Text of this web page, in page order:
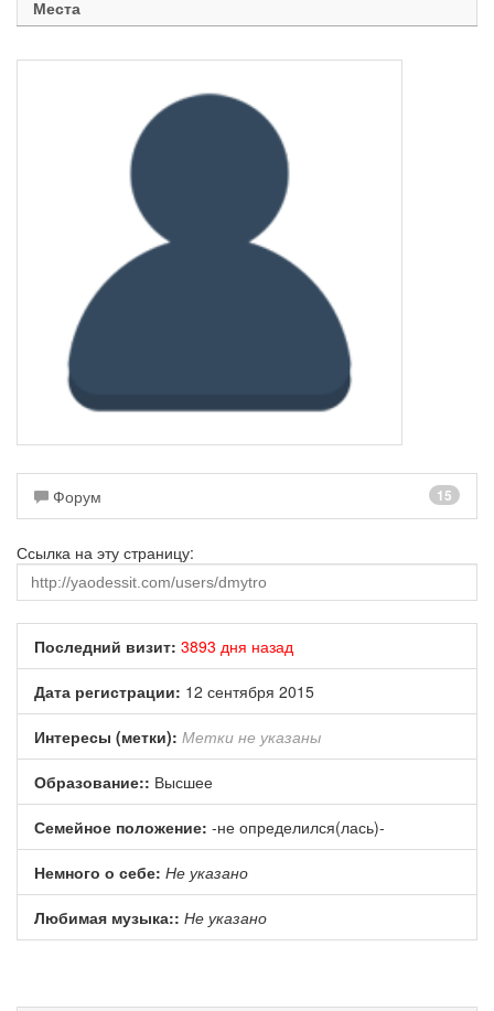
Места
Форум 15
Ссылка на эту страницу:
Последний визит: 3893 дня назад
Дата регистрации: 12 сентября 2015
Интересы (метки): Метки не указаны
Образование:: Высшее
Семейное положение: -не определился(лась)-
Немного о себе: Не указано
Любимая музыка:: Не указано